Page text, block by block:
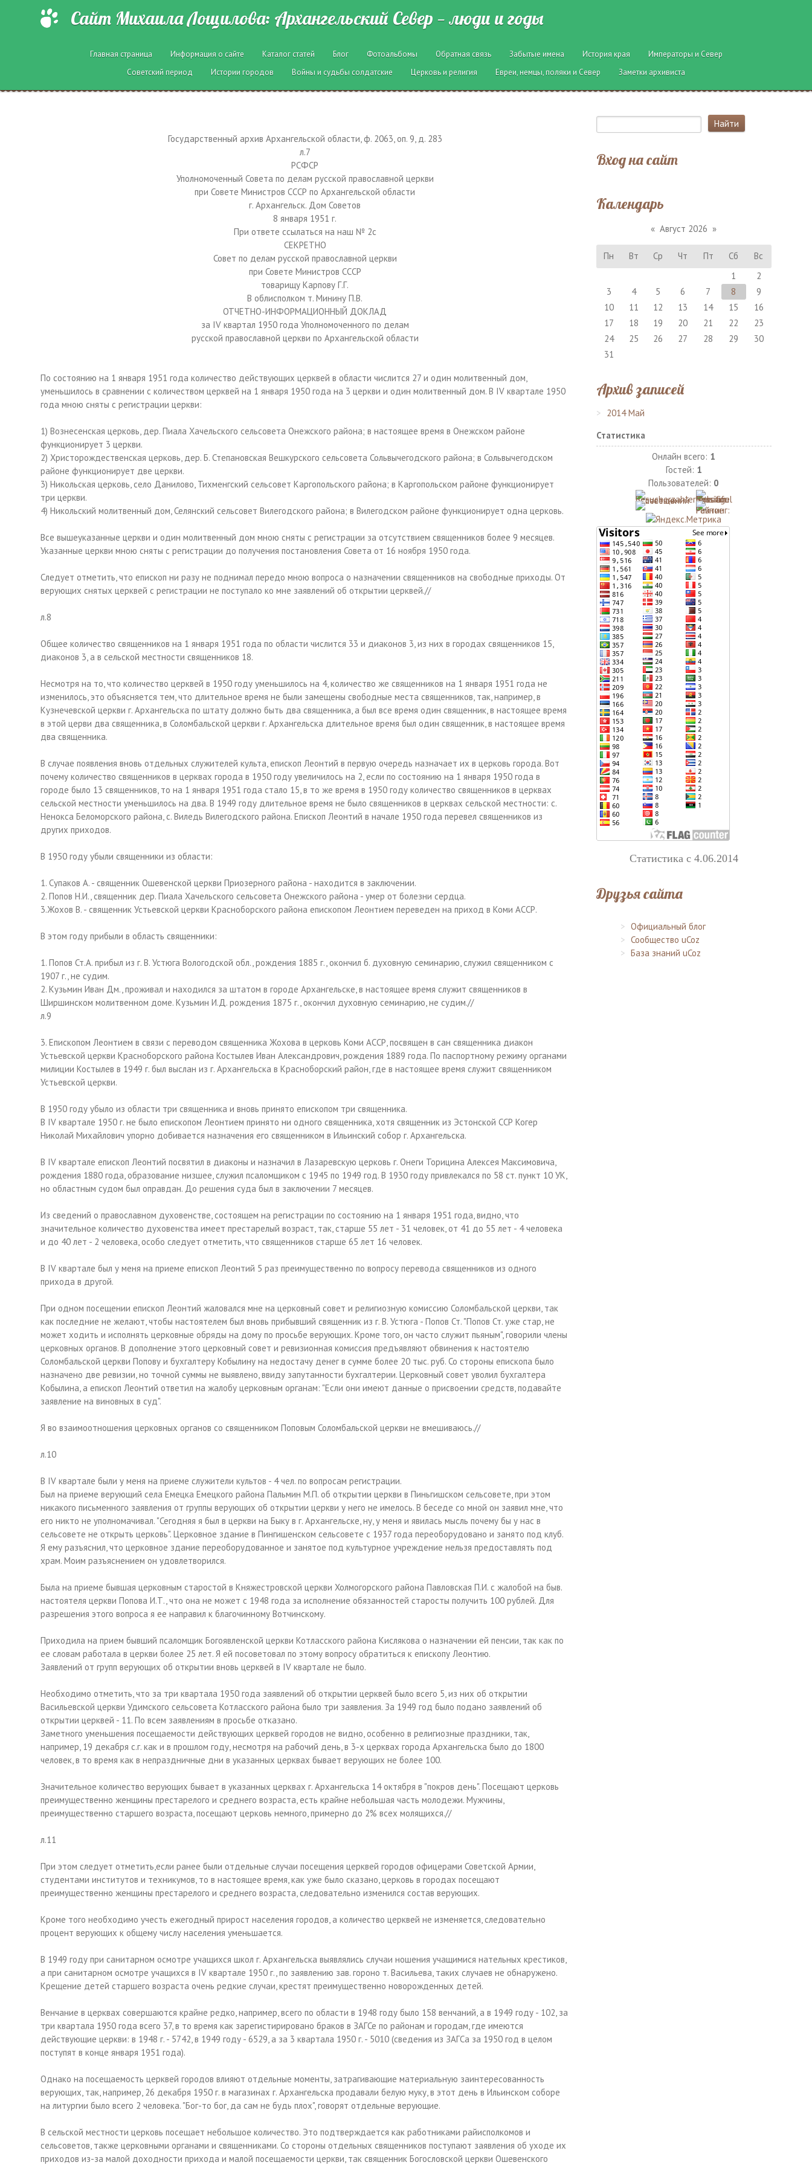
Сайт Михаила Лощилова: Архангельский Север — люди и годы
Главная страница Информация о сайте Каталог статей Блог Фотоальбомы Обратная связь Забытые имена История края
Императоры и Север
Советский период
Истории городов Войны и судьбы солдатские Церковь и религия Евреи, немцы, поляки и Север Заметки архивиста
Государственный архив Архангельской области, ф. 2063, оп. 9, д. 283
л.7
РСФСР
Уполномоченный Совета по делам русской православной церкви
при Совете Министров СССР по Архангельской области
г. Архангельск. Дом Советов
8 января 1951 г.
При ответе ссылаться на наш № 2с
СЕКРЕТНО
Совет по делам русской православной церкви
при Совете Министров СССР
товарищу Карпову Г.Г.
В облисполком т. Минину П.В.
ОТЧЕТНО-ИНФОРМАЦИОННЫЙ ДОКЛАД
за IV квартал 1950 года Уполномоченного по делам
русской православной церкви по Архангельской области
По состоянию на 1 января 1951 года количество действующих церквей в области числится 27 и один молитвенный дом,
уменьшилось в сравнении с количеством церквей на 1 января 1950 года на 3 церкви и один молитвенный дом. В IV квартале 1950
года мною сняты с регистрации церкви:
1) Вознесенская церковь, дер. Пиала Хачельского сельсовета Онежского района; в настоящее время в Онежском районе
функционирует 3 церкви.
2) Христорождественская церковь, дер. Б. Степановская Вешкурского сельсовета Сольвычегодского района; в Сольвычегодском
районе функционирует две церкви.
3) Никольская церковь, село Данилово, Тихменгский сельсовет Каргопольского района; в Каргопольском районе функционирует
три церкви.
4) Никольский молитвенный дом, Селянский сельсовет Вилегодского района; в Вилегодском районе функционирует одна церковь.
Все вышеуказанные церкви и один молитвенный дом мною сняты с регистрации за отсутствием священников более 9 месяцев.
Указанные церкви мною сняты с регистрации до получения постановления Совета от 16 ноября 1950 года.
Следует отметить, что епископ ни разу не поднимал передо мною вопроса о назначении священников на свободные приходы. От
верующих снятых церквей с регистрации не поступало ко мне заявлений об открытии церквей.//
л.8
Общее количество священников на 1 января 1951 года по области числится 33 и диаконов 3, из них в городах священников 15,
диаконов 3, а в сельской местности священников 18.
Несмотря на то, что количество церквей в 1950 году уменьшилось на 4, количество же священников на 1 января 1951 года не
изменилось, это объясняется тем, что длительное время не были замещены свободные места священников, так, например, в
Кузнечевской церкви г. Архангельска по штату должно быть два священника, а был все время один священник, в настоящее время
в этой церви два священника, в Соломбальской церкви г. Архангельска длительное время был один священник, в настоящее время
два священника.
В случае появления вновь отдельных служителей культа, епископ Леонтий в первую очередь назначает их в церковь города. Вот
почему количество священников в церквах города в 1950 году увеличилось на 2, если по состоянию на 1 января 1950 года в
городе было 13 священников, то на 1 января 1951 года стало 15, в то же время в 1950 году количество священников в церквах
сельской местности уменьшилось на два. В 1949 году длительное время не было священников в церквах сельской местности: с.
Ненокса Беломорского района, с. Виледь Вилегодского района. Епископ Леонтий в начале 1950 года перевел священников из
других приходов.
В 1950 году убыли священники из области:
1. Супаков А. - священник Ошевенской церкви Приозерного района - находится в заключении.
2. Попов Н.И., священник дер. Пиала Хачельского сельсовета Онежского района - умер от болезни сердца.
3.Жохов В. - священник Устьевской церкви Красноборского района епископом Леонтием переведен на приход в Коми АССР.
В этом году прибыли в область священники:
1. Попов Ст.А. прибыл из г. В. Устюга Вологодской обл., рождения 1885 г., окончил б. духовную семинарию, служил священником с
1907 г., не судим.
2. Кузьмин Иван Дм., проживал и находился за штатом в городе Архангельске, в настоящее время служит священников в
Ширшинском молитвенном доме. Кузьмин И.Д. рождения 1875 г., окончил духовную семинарию, не судим.//
л.9
3. Епископом Леонтием в связи с переводом священника Жохова в церковь Коми АССР, посвящен в сан священника диакон
Устьевской церкви Красноборского района Костылев Иван Александрович, рождения 1889 года. По паспортному режиму органами
милиции Костылев в 1949 г. был выслан из г. Архангельска в Красноборский район, где в настоящее время служит священником
Устьевской церкви.
В 1950 году убыло из области три священника и вновь принято епископом три священника.
В IV квартале 1950 г. не было епископом Леонтием принято ни одного священника, хотя священник из Эстонской ССР Когер
Николай Михайлович упорно добивается назначения его священником в Ильинский собор г. Архангельска.
В IV квартале епископ Леонтий посвятил в диаконы и назначил в Лазаревскую церковь г. Онеги Торицина Алексея Максимовича,
рождения 1880 года, образование низшее, служил псаломщиком с 1945 по 1949 год. В 1930 году привлекался по 58 ст. пункт 10 УК,
но областным судом был оправдан. До решения суда был в заключении 7 месяцев.
Из сведений о православном духовенстве, состоящем на регистрации по состоянию на 1 января 1951 года, видно, что
значительное количество духовенства имеет престарелый возраст, так, старше 55 лет - 31 человек, от 41 до 55 лет - 4 человека
и до 40 лет - 2 человека, особо следует отметить, что священников старше 65 лет 16 человек.
В IV квартале был у меня на приеме епископ Леонтий 5 раз преимущественно по вопросу перевода священников из одного
прихода в другой.
При одном посещении епископ Леонтий жаловался мне на церковный совет и религиозную комиссию Соломбальской церкви, так
как последние не желают, чтобы настоятелем был вновь прибывший священник из г. В. Устюга - Попов Ст. "Попов Ст. уже стар, не
может ходить и исполнять церковные обряды на дому по просьбе верующих. Кроме того, он часто служит пьяным", говорили члены
церковных органов. В дополнение этого церковный совет и ревизионная комиссия предъявляют обвинения к настоятелю
Соломбальской церкви Попову и бухгалтеру Кобылину на недостачу денег в сумме более 20 тыс. руб. Со стороны епископа было
назначено две ревизии, но точной суммы не выявлено, ввиду запутанности бухгалтерии. Церковный совет уволил бухгалтера
Кобылина, а епископ Леонтий ответил на жалобу церковным органам: "Если они имеют данные о присвоении средств, подавайте
заявление на виновных в суд".
Я во взаимоотношения церковных органов со священником Поповым Соломбальской церкви не вмешиваюсь.//
л.10
В IV квартале были у меня на приеме служители культов - 4 чел. по вопросам регистрации.
Был на приеме верующий села Емецка Емецкого района Пальмин М.П. об открытии церкви в Пиньгишском сельсовете, при этом
никакого письменного заявления от группы верующих об открытии церкви у него не имелось. В беседе со мной он заявил мне, что
его никто не уполномачивал. "Сегодняя я был в церкви на Быку в г. Архангельске, ну, у меня и явилась мысль почему бы у нас в
сельсовете не открыть церковь". Церковное здание в Пингишенском сельсовете с 1937 года переоборудовано и занято под клуб.
Я ему разъяснил, что церковное здание переоборудованное и занятое под культурное учреждение нельзя предоставлять под
храм. Моим разъяснением он удовлетворился.
Была на приеме бывшая церковным старостой в Княжестровской церкви Холмогорского района Павловская П.И. с жалобой на быв.
настоятеля церкви Попова И.Т., что она не может с 1948 года за исполнение обязанностей старосты получить 100 рублей. Для
разрешения этого вопроса я ее направил к благочинному Вотчинскому.
Приходила на прием бывший псаломщик Богоявленской церкви Котласского района Кислякова о назначении ей пенсии, так как по
ее словам работала в церкви более 25 лет. Я ей посоветовал по этому вопросу обратиться к епископу Леонтию.
Заявлений от групп верующих об открытии вновь церквей в IV квартале не было.
Необходимо отметить, что за три квартала 1950 года заявлений об открытии церквей было всего 5, из них об открытии
Васильевской церкви Удимского сельсовета Котласского района было три заявления. За 1949 год было подано заявлений об
открытии церквей - 11. По всем заявлениям в просьбе отказано.
Заметного уменьшения посещаемости действующих церквей городов не видно, особенно в религиозные праздники, так,
например, 19 декабря с.г. как и в прошлом году, несмотря на рабочий день, в 3-х церквах города Архангельска было до 1800
человек, в то время как в непраздничные дни в указанных церквах бывает верующих не более 100.
Значительное количество верующих бывает в указанных церквах г. Архангельска 14 октября в "покров день". Посещают церковь
преимущественно женщины престарелого и среднего возраста, есть крайне небольшая часть молодежи. Мужчины,
преимущественно старшего возраста, посещают церковь немного, примерно до 2% всех молящихся.//
л.11
При этом следует отметить,если ранее были отдельные случаи посещения церквей городов офицерами Советской Армии,
студентами институтов и техникумов, то в настоящее время, как уже было сказано, церковь в городах посещают
преимущественно женщины престарелого и среднего возраста, следовательно изменился состав верующих.
Кроме того необходимо учесть ежегодный прирост населения городов, а количество церквей не изменяется, следовательно
процент верующих к общему числу населения уменьшается.
В 1949 году при санитарном осмотре учащихся школ г. Архангельска выявлялись случаи ношения учащимися нательных крестиков,
а при санитарном осмотре учащихся в IV квартале 1950 г., по заявлению зав. гороно т. Васильева, таких случаев не обнаружено.
Крещение детей старшего возраста очень редкие случаи, крестят преимущественно новорожденных детей.
Венчание в церквах совершаются крайне редко, например, всего по области в 1948 году было 158 венчаний, а в 1949 году - 102, за
три квартала 1950 года всего 37, в то время как зарегистирировано браков в ЗАГСе по районам и городам, где имеются
действующие церкви: в 1948 г. - 5742, в 1949 году - 6529, а за 3 квартала 1950 г. - 5010 (сведения из ЗАГСа за 1950 год в целом
поступят в конце января 1951 года).
Однако на посещаемость церквей городов влияют отдельные моменты, затрагивающие материальную заинтересованность
верующих, так, например, 26 декабря 1950 г. в магазинах г. Архангельска продавали белую муку, в этот день в Ильинском соборе
на литургии было всего 2 человека. "Бог-то бог, да сам не будь плох", говорят отдельные верующие.
В сельской местности церковь посещает небольшое количество. Это подтверждается как работниками райисполкомов и
сельсоветов, также церковными органами и священниками. Со стороны отдельных священников поступают заявления об уходе их
приходов из-за малой доходности прихода и малой посещаемости церкви, так священник Богословской церкви Ошевенского
Вход на сайт
Календарь
« Август 2026 »
Пн Вт Ср Чт Пт Сб
Вс
1
2
3
4 5 6 7 8
9
10
11 12 13 14 15
16
17
18 19 20 21 22
23
24
25 26 27 28 29
30
31
Архив записей
2014 Май
Статистика
Онлайн всего: 1
Гостей: 1
Пользователей: 0
Статистика с 4.06.2014
Друзья сайта
Официальный блог
Сообщество uCoz
База знаний uCoz